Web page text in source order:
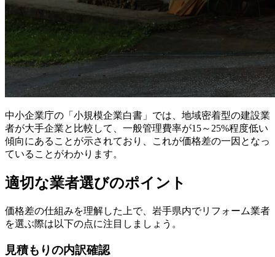
中小企業庁の「小規模企業白書」では、地域密着型の建設業
者が大手企業と比較して、一般管理費率が15～25%程度低い
傾向にあることが示されており、これが価格差の一因となっ
ていることがわかります。
適切な業者選びのポイント
価格差の仕組みを理解した上で、岩手県内でリフォーム業者
を選ぶ際は以下の点に注目しましょう。
見積もりの内訳確認